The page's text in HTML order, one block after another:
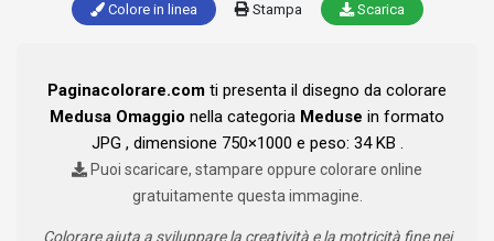
Colore in linea Stampa Scarica
Paginacolorare.com ti presenta il disegno da colorare
Medusa Omaggio nella categoria Meduse in formato
JPG , dimensione 750×1000 e peso: 34 KB .
Puoi scaricare, stampare oppure colorare online
gratuitamente questa immagine.
Colorare aiuta a sviluppare la creatività e la motricità fine nei